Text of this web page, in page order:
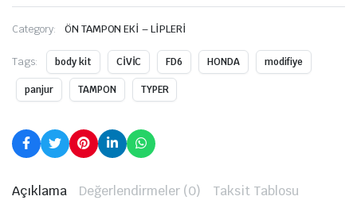
Category: ÖN TAMPON EKİ – LİPLERİ
Tags: body kit CİVİC FD6 HONDA modifiye
panjur TAMPON TYPER
Açıklama Değerlendirmeler (0) Taksit Tablosu